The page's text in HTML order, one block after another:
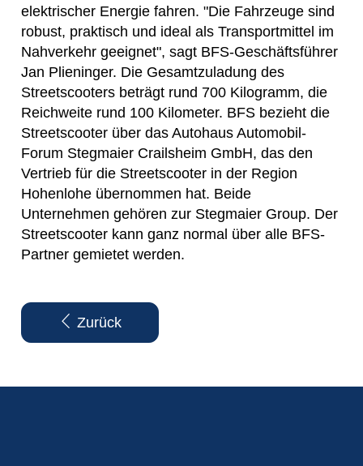
elektrischer Energie fahren. "Die Fahrzeuge sind
robust, praktisch und ideal als Transportmittel im
Nahverkehr geeignet", sagt BFS-Geschäftsführer
Jan Plieninger. Die Gesamtzuladung des
Streetscooters beträgt rund 700 Kilogramm, die
Reichweite rund 100 Kilometer. BFS bezieht die
Streetscooter über das Autohaus Automobil-
Forum Stegmaier Crailsheim GmbH, das den
Vertrieb für die Streetscooter in der Region
Hohenlohe übernommen hat. Beide
Unternehmen gehören zur Stegmaier Group. Der
Streetscooter kann ganz normal über alle BFS-
Partner gemietet werden.
Zurück